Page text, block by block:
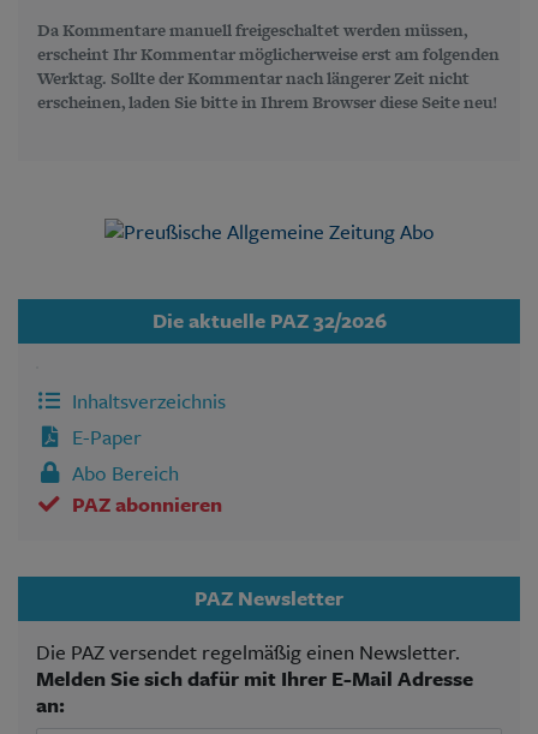
Da Kommentare manuell freigeschaltet werden müssen,
erscheint Ihr Kommentar möglicherweise erst am folgenden
Werktag. Sollte der Kommentar nach längerer Zeit nicht
erscheinen, laden Sie bitte in Ihrem Browser diese Seite neu!
Die aktuelle PAZ 32/2026
Inhaltsverzeichnis
E-Paper
Abo Bereich
PAZ abonnieren
PAZ Newsletter
Die PAZ versendet regelmäßig einen Newsletter.
Melden Sie sich dafür mit Ihrer E-Mail Adresse
an: